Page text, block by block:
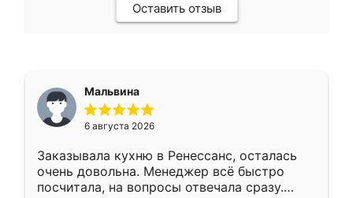
Оставить отзыв
Мальвина
6 августа 2026
Заказывала кухню в Ренессанс, осталась
очень довольна. Менеджер всё быстро
посчитала, на вопросы отвечала сразу.